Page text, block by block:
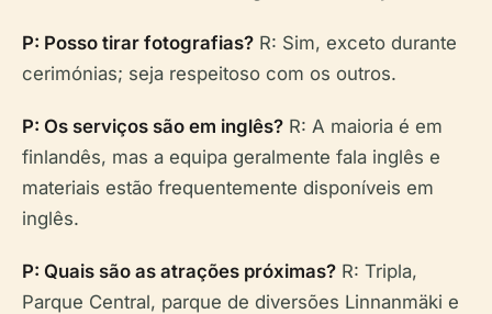
P: Posso tirar fotografias? R: Sim, exceto durante
cerimónias; seja respeitoso com os outros.
P: Os serviços são em inglês? R: A maioria é em
finlandês, mas a equipa geralmente fala inglês e
materiais estão frequentemente disponíveis em
inglês.
P: Quais são as atrações próximas? R: Tripla,
Parque Central, parque de diversões Linnanmäki e